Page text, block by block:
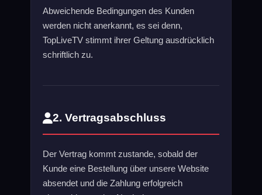
Abweichende Bedingungen des Kunden
werden nicht anerkannt, es sei denn,
TopLiveTV stimmt ihrer Geltung ausdrücklich
schriftlich zu.
2. Vertragsabschluss
Der Vertrag kommt zustande, sobald der
Kunde eine Bestellung über unsere Website
absendet und die Zahlung erfolgreich